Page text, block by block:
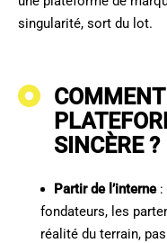
singularité, sort du lot.
SINCÈRE ?
Partir de l’interne:
fondateurs, les
réalité du terrain,